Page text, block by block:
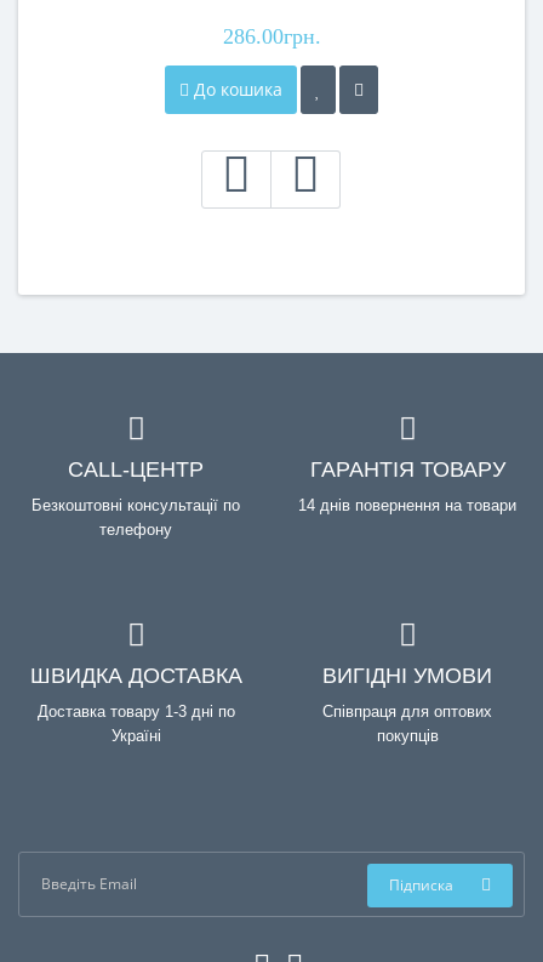
286.00грн.
До кошика
CALL-ЦЕНТР
Безкоштовні консультації по
телефону
ГАРАНТІЯ ТОВАРУ
14 днів повернення на товари
ШВИДКА ДОСТАВКА
Доставка товару 1-3 дні по
Україні
ВИГІДНІ УМОВИ
Співпраця для оптових
покупців
Підписка